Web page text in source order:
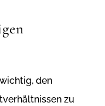
den
zu